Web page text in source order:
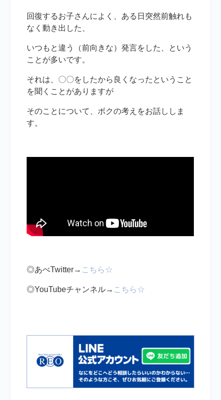
回復するお子さんによく、ある日突然前触れも
なく動き出した、
いつもと違う（前向きな）発言をした、という
ことが多いです。
それは、〇〇をしたから良くなったということ
を聞くことがありますが
そのことについて、ボクの考えをお話ししま
す。
◎あべTwitter→ こちら☆
◎YouTubeチャンネル→ こちら☆